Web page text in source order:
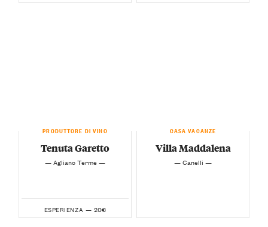
PRODUTTORE DI VINO
Tenuta Garetto
— Agliano Terme —
ESPERIENZA — 20€
CASA VACANZE
Villa Maddalena
— Canelli —